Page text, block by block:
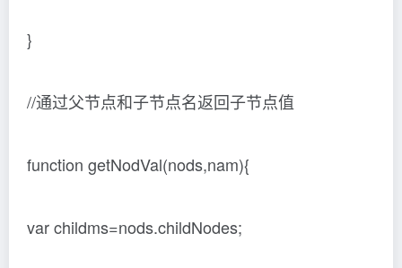
}
//通过父节点和子节点名返回子节点值
function getNodVal(nods,nam){
var childms=nods.childNodes;